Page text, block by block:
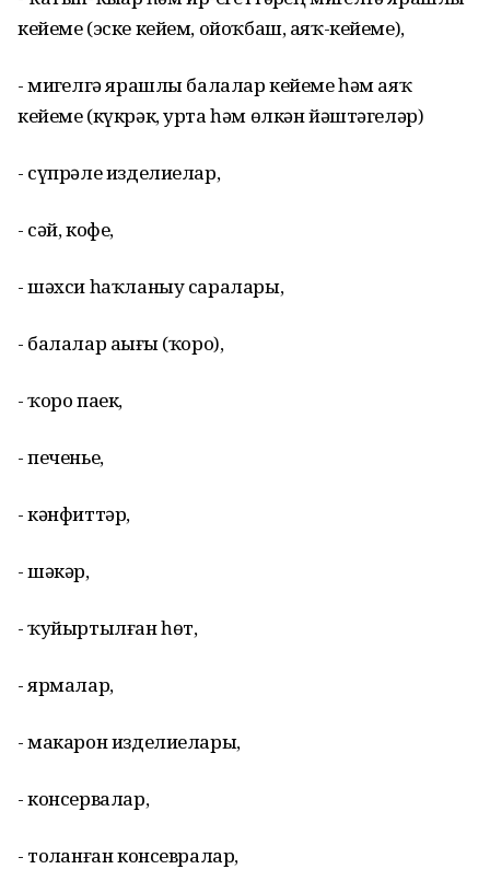
кейеме (эске кейем, ойоҡбаш, аяҡ-кейеме),
- миҙгелгә ярашлы балалар кейеме һәм аяҡ
кейеме (күкрәк, урта һәм өлкән йәштәгеләр)
- сүпрәле изделиелар,
- сәй, кофе,
- шәхси һаҡланыу саралары,
- балалар аҙығы (ҡоро),
- ҡоро паек,
- печенье,
- кәнфиттәр,
- шәкәр,
- ҡуйыртылған һөт,
- ярмалар,
- макарон изделиелары,
- консервалар,
- тоҙланған консевралар,